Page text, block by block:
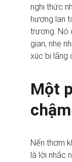
nghi thức
hương lan
trương. Nó
gian, nhẹ
xúc bị lãng
Một
chậm
Nến thơm
là lời nhắc